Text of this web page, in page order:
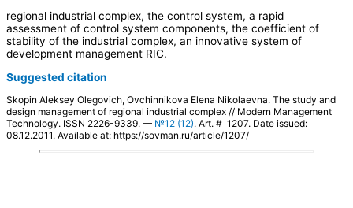
regional industrial complex, the control system, a rapid
assessment of control system components, the coefficient of
stability of the industrial complex, an innovative system of
development management RIC.
Suggested citation
Skopin Aleksey Olegovich, Ovchinnikova Elena Nikolaevna. The study and
design management of regional industrial complex // Modern Management
Technology. ISSN 2226-9339. — №12 (12). Art. # 1207. Date issued:
08.12.2011. Available at: https://sovman.ru/article/1207/